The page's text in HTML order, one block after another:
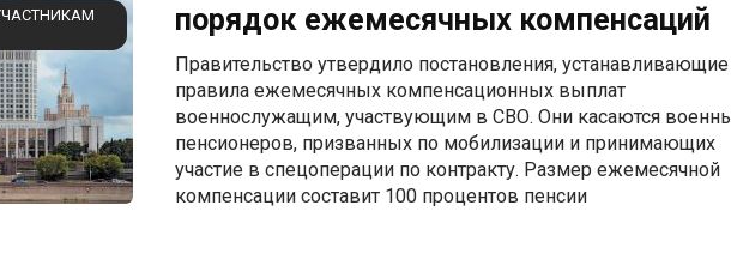
порядок ежемесячных компенсаций
Правительство утвердило постановления, устанавливающие
правила ежемесячных компенсационных выплат
военнослужащим, участвующим в СВО. Они касаются
пенсионеров, призванных по мобилизации и принимающих
участие в спецоперации по контракту. Размер ежемесячной
компенсации составит 100 процентов пенсии